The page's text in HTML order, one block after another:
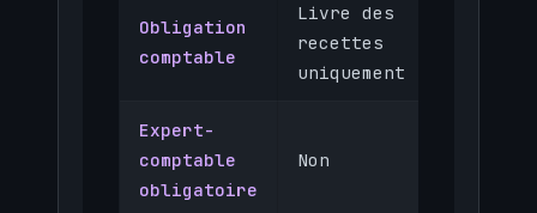
Obligation
comptable
Livre des
recettes
uniquement
Expert-
comptable
obligatoire
Non